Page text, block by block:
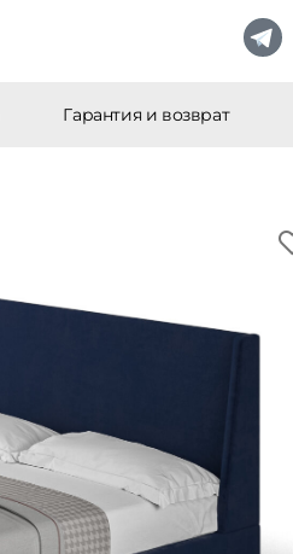
Гарантия и возврат